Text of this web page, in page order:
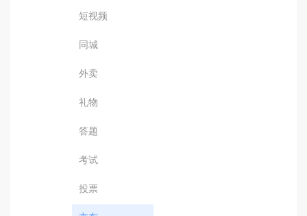
短视频
同城
外卖
礼物
答题
考试
投票